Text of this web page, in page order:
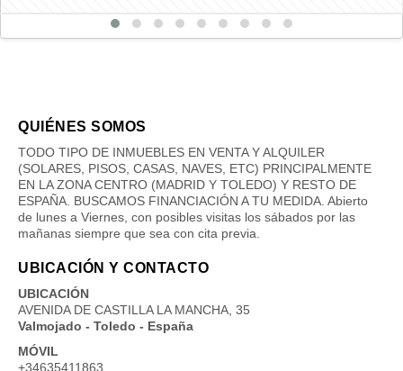
QUIÉNES SOMOS
TODO TIPO DE INMUEBLES EN VENTA Y ALQUILER
(SOLARES, PISOS, CASAS, NAVES, ETC) PRINCIPALMENTE
EN LA ZONA CENTRO (MADRID Y TOLEDO) Y RESTO DE
ESPAÑA. BUSCAMOS FINANCIACIÓN A TU MEDIDA. Abierto
de lunes a Viernes, con posibles visitas los sábados por las
mañanas siempre que sea con cita previa.
UBICACIÓN Y CONTACTO
UBICACIÓN
AVENIDA DE CASTILLA LA MANCHA, 35
Valmojado - Toledo - España
MÓVIL
+34635411863